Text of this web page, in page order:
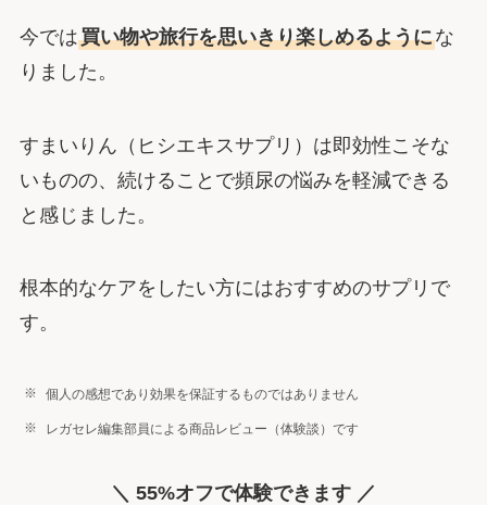
今では買い物や旅行を思いきり楽しめるようにな
りました。
すまいりん（ヒシエキスサプリ）は即効性こそな
いものの、続けることで頻尿の悩みを軽減できる
と感じました。
根本的なケアをしたい方にはおすすめのサプリで
す。
個人の感想であり効果を保証するものではありません
レガセレ編集部員による商品レビュー（体験談）です
＼ 55%オフで体験できます ／